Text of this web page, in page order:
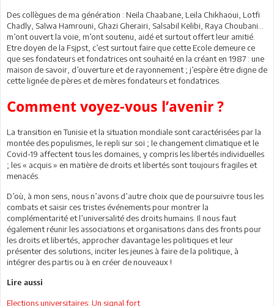
Des collègues de ma génération : Neila Chaabane, Leila Chikhaoui, Lotfi
Chadly, Salwa Hamrouni, Ghazi Gherairi, Salsabil Kelibi, Raya Choubani...
m’ont ouvert la voie, m’ont soutenu, aidé et surtout offert leur amitié.
Etre doyen de la Fsjpst, c’est surtout faire que cette Ecole demeure ce
que ses fondateurs et fondatrices ont souhaité en la créant en 1987 : une
maison de savoir, d’ouverture et de rayonnement ; j’espère être digne de
cette lignée de pères et de mères fondateurs et fondatrices.
Comment voyez-vous l’avenir ?
La transition en Tunisie et la situation mondiale sont caractérisées par la
montée des populismes, le repli sur soi ; le changement climatique et le
Covid-19 affectent tous les domaines, y compris les libertés individuelles
; les « acquis » en matière de droits et libertés sont toujours fragiles et
menacés.
D’où, à mon sens, nous n’avons d’autre choix que de poursuivre tous les
combats et saisir ces tristes événements pour montrer la
complémentarité et l’universalité des droits humains. Il nous faut
également réunir les associations et organisations dans des fronts pour
les droits et libertés, approcher davantage les politiques et leur
présenter des solutions, inciter les jeunes à faire de la politique, à
intégrer des partis ou à en créer de nouveaux !
Lire aussi
Elections universitaires: Un signal fort